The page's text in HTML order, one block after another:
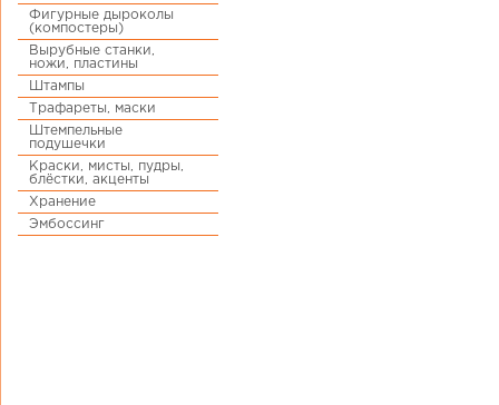
Фигурные дыроколы
(компостеры)
Вырубные станки,
ножи, пластины
Штампы
Трафареты, маски
Штемпельные
подушечки
Краски, мисты, пудры,
блёстки, акценты
Хранение
Эмбоссинг